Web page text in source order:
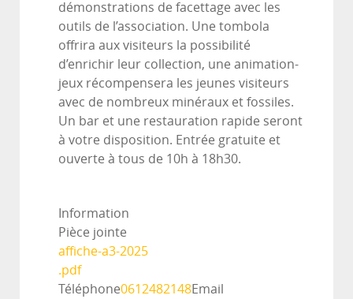
démonstrations de facettage avec les
outils de l’association. Une tombola
offrira aux visiteurs la possibilité
d’enrichir leur collection, une animation-
jeux récompensera les jeunes visiteurs
avec de nombreux minéraux et fossiles.
Un bar et une restauration rapide seront
à votre disposition. Entrée gratuite et
ouverte à tous de 10h à 18h30.
Information
Pièce jointe
affiche-a3-2025
.pdf
Téléphone0612482148Email